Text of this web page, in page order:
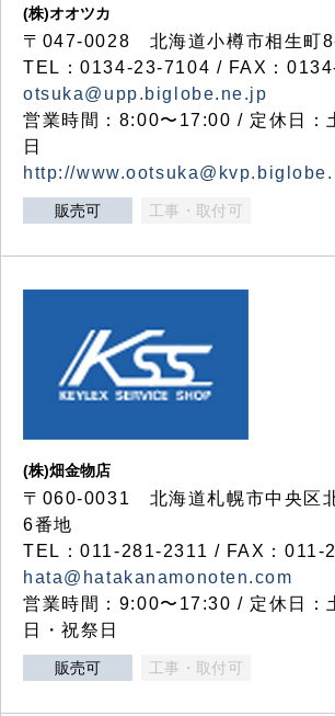
(株)オオツカ
〒047-0028 北海道小樽市相生町
TEL：0134-23-7104 / FAX：
otsuka@upp.biglobe.ne.jp
営業時間：8:00〜17:00 / 定休日：
日
http://
販売可 工事・取付可
(株)畑金物店
〒060-0031 北海道札幌市中央区
6番地
TEL：011-281-2311 / FAX：011-
hata@hatakanamonoten.com
営業時間：9:00〜17:30 / 定休日：
日・祝祭日
販売可 工事・取付可